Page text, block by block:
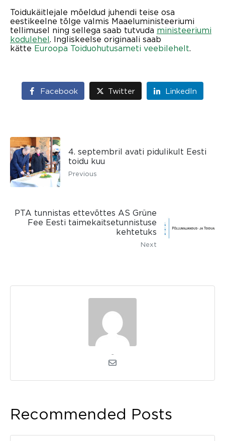
Toidukäitlejale mõeldud juhendi teise osa
eestikeelne tõlge valmis Maaeluministeeriumi
tellimusel ning sellega saab tutvuda ministeeriumi
kodulehel. Ingliskeelse originaali saab
kätte Euroopa Toiduohutusameti veebilehelt.
Facebook Twitter LinkedIn
4. septembril avati pidulikult Eesti
toidu kuu
Previous
PTA tunnistas ettevõttes AS Grüne
Fee Eesti taimekaitsetunnistuse
kehtetuks
Next
Recommended Posts